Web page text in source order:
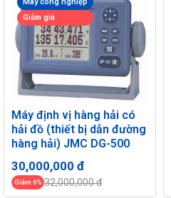
Giảm giá
Máy định vị hàng hải có
hải đồ (thiết bị dẫn đường
hàng hải) JMC DG-500
30,000,000 đ
Giảm 6% 32,000,000 đ